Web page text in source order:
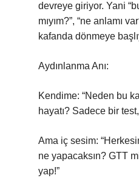
devreye giriyor. Yani
mıyım?”, “ne anlamı
kafanda dönmeye
Aydınlanma Anı:
Kendime: “Neden bu
hayatı? Sadece bir
Ama iç sesim:
ne yapacaksın? GTT
yap!”